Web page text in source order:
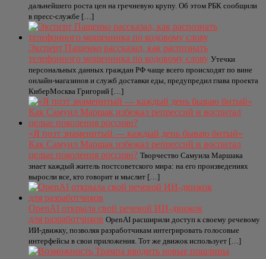
дальнейшего роста цен на гречневую крупу. Об этом РБК сообщили
в пресс-службе […]
Эксперт Пащенко рассказал, как распознать
телефонного мошенника по кодовому слову Утечки
персональных данных граждан РФ чаще всего происходят по вине
онлайн-магазинов и служб доставки еды, предупредил глава проекта
КиберМосква Григорий […]
«Я поэт знаменитый — каждый день бываю битый»
Как Самуил Маршак избежал репрессий и воспитал
целые поколения россиян? Творчество Самуила Маршака
знает каждый житель постсоветского мира: на его произведениях
выросли все, кто говорит и мыслит […]
OpenAI открыла свой речевой ИИ-движок
для разработчиков OpenAI расширили доступ к своему речевому
ИИ-движку, позволяя разработчикам интегрировать голосовые
интерфейсы в свои приложения. Тот же движок использует […]